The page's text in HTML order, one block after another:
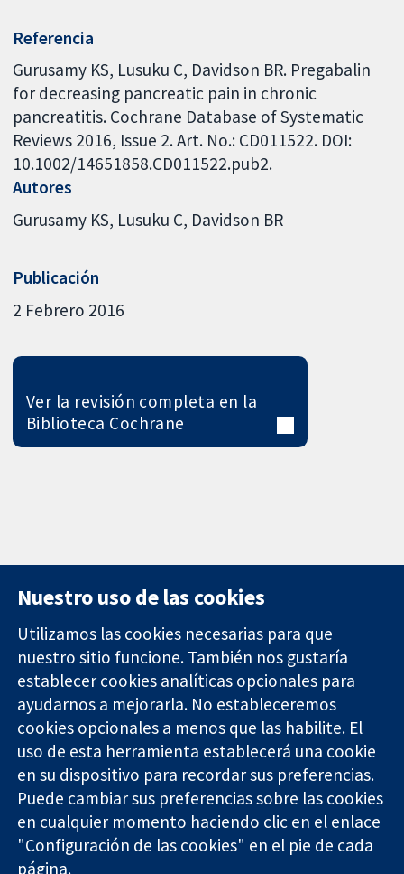
Referencia
Gurusamy KS, Lusuku C, Davidson BR. Pregabalin
for decreasing pancreatic pain in chronic
pancreatitis. Cochrane Database of Systematic
Reviews 2016, Issue 2. Art. No.: CD011522. DOI:
10.1002/14651858.CD011522.pub2.
Autores
Gurusamy KS Lusuku C Davidson BR
Publicación
2 Febrero 2016
Ver la revisión completa en la
Biblioteca Cochrane
Evidencia fiable.
Decisiones
informadas.
Mejor salud.
11-13 Cavendish
Square
Londres
W1G 0AN
Reino Unido
Contacto
Noticias
Prensa
Sobre
nosotros
Empleo
Cochrane
Library
Nuestro uso de las cookies
Utilizamos las cookies necesarias para que
nuestro sitio funcione. También nos gustaría
establecer cookies analíticas opcionales para
ayudarnos a mejorarla. No estableceremos
cookies opcionales a menos que las habilite. El
uso de esta herramienta establecerá una cookie
en su dispositivo para recordar sus preferencias.
Puede cambiar sus preferencias sobre las cookies
en cualquier momento haciendo clic en el enlace
"Configuración de las cookies" en el pie de cada
página.